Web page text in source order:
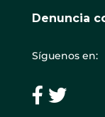
Denuncia
Síguenos en: